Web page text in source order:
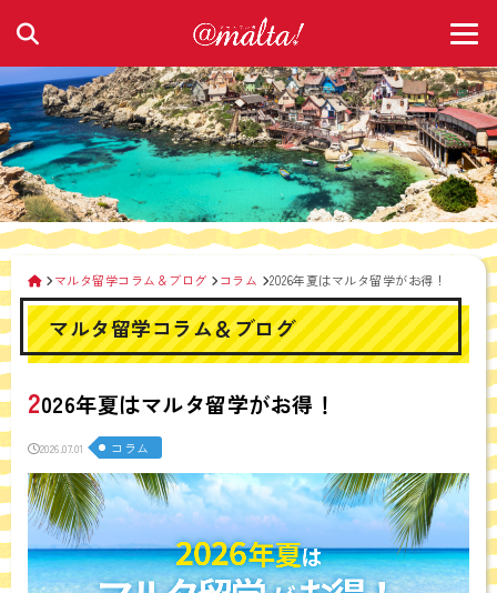
マルタ留学コラム＆ブログ コラム 2026年夏はマルタ留学がお得！
マルタ留学コラム＆ブログ
2026年夏はマルタ留学がお得！
2026.07.01 コラム